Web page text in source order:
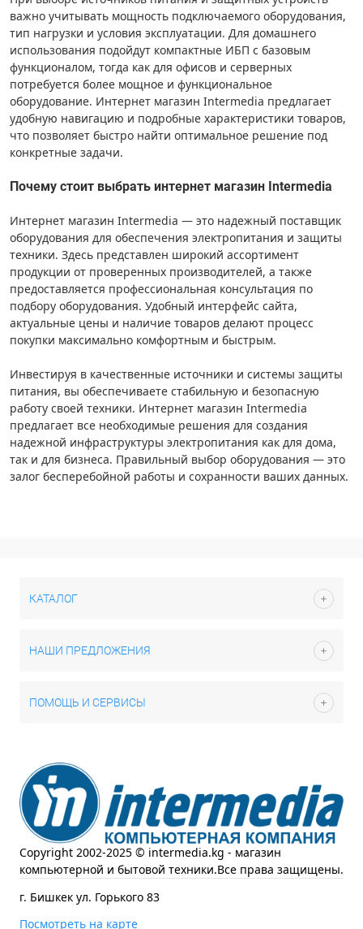
важно учитывать мощность подключаемого оборудования,
тип нагрузки и условия эксплуатации. Для домашнего
использования подойдут компактные ИБП с базовым
функционалом, тогда как для офисов и серверных
потребуется более мощное и функциональное
оборудование. Интернет магазин Intermedia предлагает
удобную навигацию и подробные характеристики товаров,
что позволяет быстро найти оптимальное решение под
конкретные задачи.
Почему стоит выбрать интернет магазин Intermedia
Интернет магазин Intermedia — это надежный поставщик
оборудования для обеспечения электропитания и защиты
техники. Здесь представлен широкий ассортимент
продукции от проверенных производителей, а также
предоставляется профессиональная консультация по
подбору оборудования. Удобный интерфейс сайта,
актуальные цены и наличие товаров делают процесс
покупки максимально комфортным и быстрым.
Инвестируя в качественные источники и системы защиты
питания, вы обеспечиваете стабильную и безопасную
работу своей техники. Интернет магазин Intermedia
предлагает все необходимые решения для создания
надежной инфраструктуры электропитания как для дома,
так и для бизнеса. Правильный выбор оборудования — это
залог бесперебойной работы и сохранности ваших данных.
КАТАЛОГ
НАШИ ПРЕДЛОЖЕНИЯ
ПОМОЩЬ И СЕРВИСЫ
Copyright 2002-2025 © intermedia.kg - магазин
компьютерной и бытовой техники.Все права защищены.
г. Бишкек ул. Горького 83
Посмотреть на карте